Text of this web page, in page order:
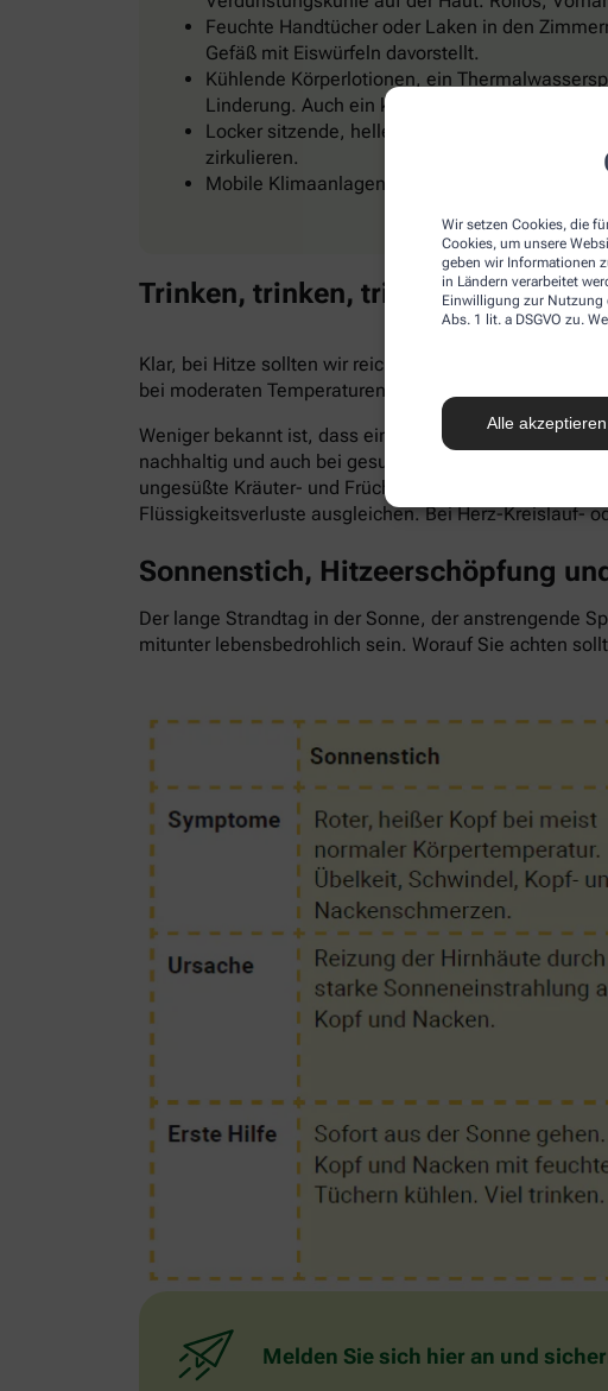
Wir setzen Cookies, die
Cookies, um unsere
geben wir Informationen
in Ländern verarbeitet
Einwilligung zur Nutzung
Abs. 1 lit. a DSGVO zu.
Alle akzeptieren
Feuchte Handtücher oder Laken in den
Gefäß mit Eiswürfeln davorstellt.
Kühlende Körperlotionen, ein
Linderung. Auch ein kühles Fußbad oder
Locker sitzende, helle Kleidung, zum Beispiel
zirkulieren.
Mobile Klimaanlagen gibt es im Baumarkt
Trinken, trinken, trinken!
Klar, bei Hitze sollten wir reichlich trinken, um den
bei moderaten Temperaturen. Trinken wir zu wenig,
Weniger bekannt ist, dass ein Flüssigkeitsmangel
nachhaltig und auch bei gesunden Menschen. Als
ungesüßte Kräuter- und Früchtetees oder verdünnte
Flüssigkeitsverluste ausgleichen. Bei Herz-Kreislauf-
Sonnenstich, Hitzeerschöpfung
Der lange Strandtag in der Sonne, der anstrengende
mitunter lebensbedrohlich sein. Worauf Sie achten
Melden Sie sich hier an und